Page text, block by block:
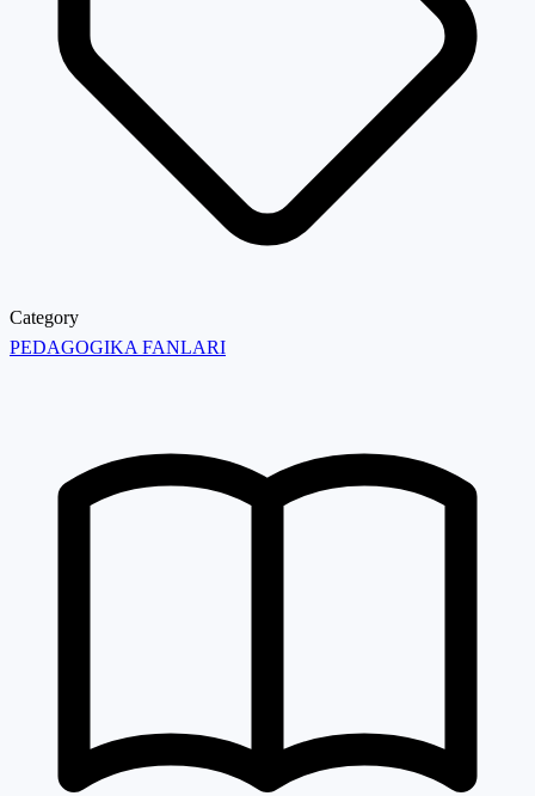
Category
PEDAGOGIKA FANLARI